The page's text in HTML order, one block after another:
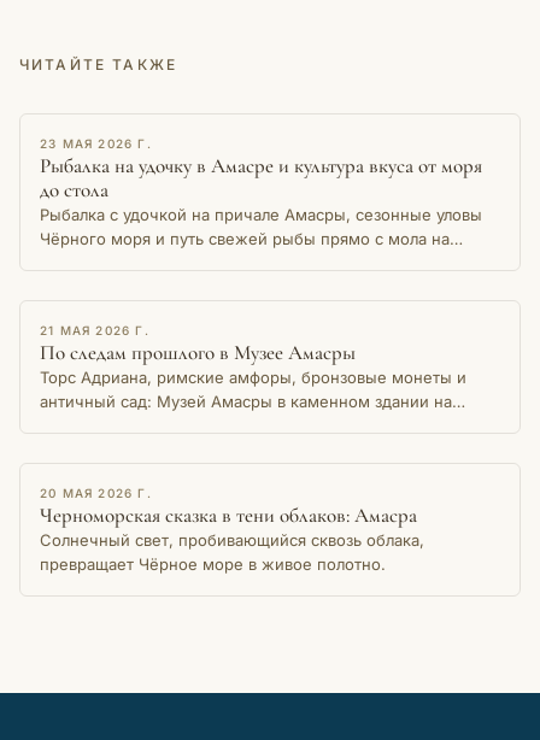
ЧИТАЙТЕ ТАКЖЕ
ОЧЕРК
23 МАЯ 2026 Г.
Рыбалка на удочку в Амасре и культура вкуса от моря
до стола
Рыбалка с удочкой на причале Амасры, сезонные уловы
Чёрного моря и путь свежей рыбы прямо с мола на
ОЧЕРК
21 МАЯ 2026 Г.
По следам прошлого в Музее Амасры
Торс Адриана, римские амфоры, бронзовые монеты и
античный сад: Музей Амасры в каменном здании на
ОЧЕРК
20 МАЯ 2026 Г.
Черноморская сказка в тени облаков: Амасра
Солнечный свет, пробивающийся сквозь облака,
превращает Чёрное море в живое полотно.